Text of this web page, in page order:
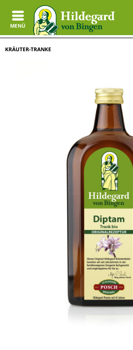
MENÜ
KRÄUTER-TRANKE